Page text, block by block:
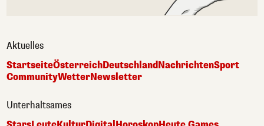
Aktuelles
StartseiteÖsterreichDeutschlandNachrichtenSport
CommunityWetterNewsletter
Unterhaltsames